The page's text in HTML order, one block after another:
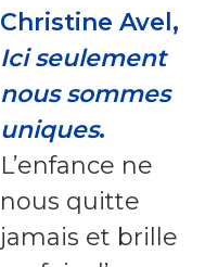
Christine Avel,
Ici seulement
nous sommes
uniques.
L’enfance ne
nous quitte
jamais et brille